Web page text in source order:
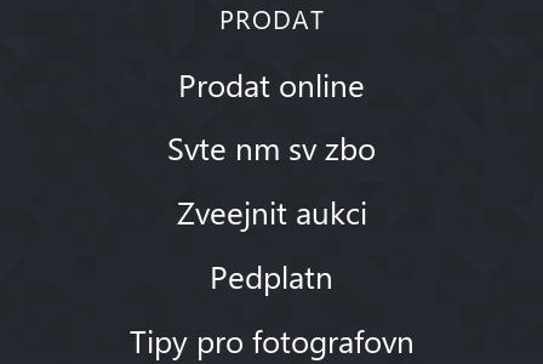
PRODAT
Prodat online
Svte nm sv zbo
Zveejnit aukci
Pedplatn
Tipy pro fotografovn